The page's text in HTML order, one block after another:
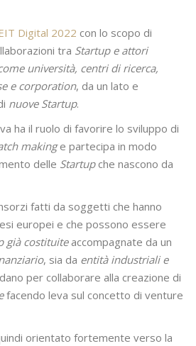
Digital 2022 con lo scopo di
tra Startup e attori
università, centri di ricerca,
e corporation, da un lato e
nuove Startup.
ha il ruolo di favorire lo sviluppo di
makinge partecipa in modo
delle Startupche nascono da
fatti da soggetti che hanno
europei e che possono essere
già costituiteaccompagnate da un
, sia da entità industriali e
per collaborare alla creazione di
facendo leva sul concetto di venture
orientato fortemente verso la